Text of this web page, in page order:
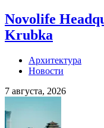
Novolife
Krubka
Архитектура
Новости
7 августа, 2026